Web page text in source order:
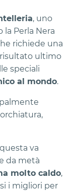
, uno
Perla Nera
richiede una
ultimo
speciali
al mondo.
va
da metà
molto caldo,
i migliori per